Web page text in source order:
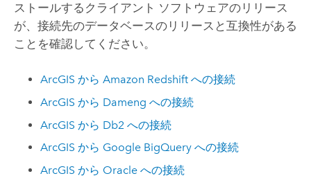
ストールするクライアント ソフトウェアのリリース
が、接続先のデータベースのリリースと互換性がある
ことを確認してください。
ArcGIS からAmazon Redshift への接続
ArcGIS から Dameng への接続
ArcGIS から Db2 への接続
ArcGIS から Google BigQuery への接続
ArcGIS から Oracle への接続